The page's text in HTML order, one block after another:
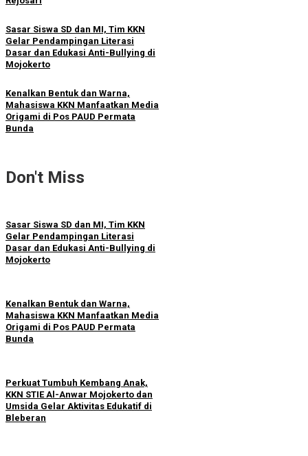
Sasar Siswa SD dan MI, Tim KKN
Gelar Pendampingan Literasi
Dasar dan Edukasi Anti-Bullying di
Mojokerto
Kenalkan Bentuk dan Warna,
Mahasiswa KKN Manfaatkan Media
Origami di Pos PAUD Permata
Bunda
Don't Miss
Sasar Siswa SD dan MI, Tim KKN
Gelar Pendampingan Literasi
Dasar dan Edukasi Anti-Bullying di
Mojokerto
Kenalkan Bentuk dan Warna,
Mahasiswa KKN Manfaatkan Media
Origami di Pos PAUD Permata
Bunda
Perkuat Tumbuh Kembang Anak,
KKN STIE Al-Anwar Mojokerto dan
Umsida Gelar Aktivitas Edukatif di
Bleberan